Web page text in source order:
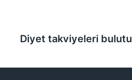
Diyet takviyeleri bulutu